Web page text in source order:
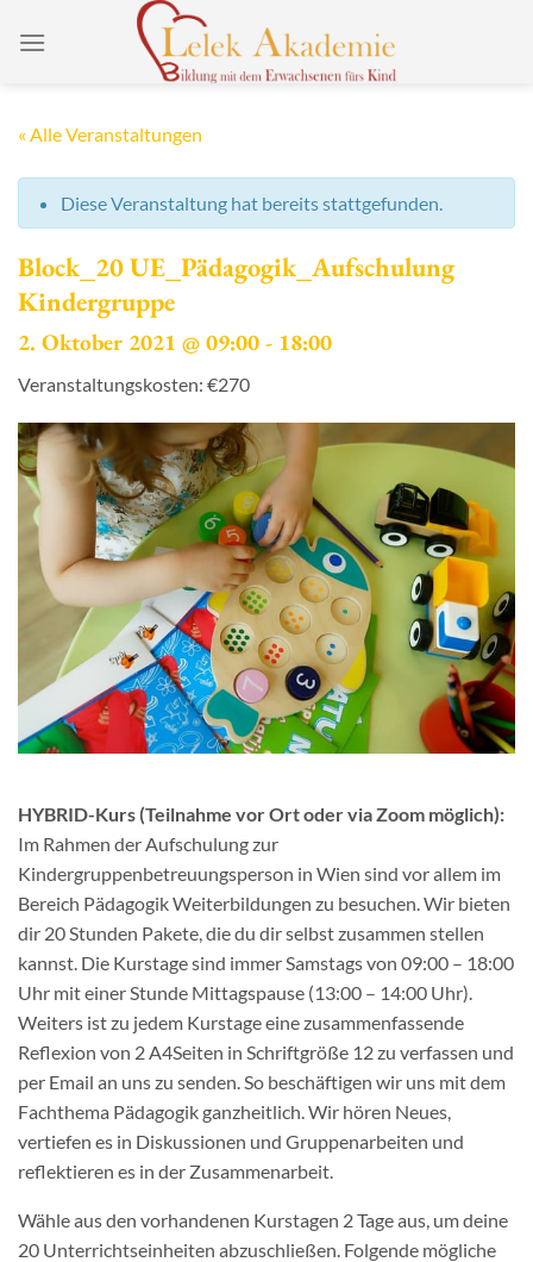
Inhalt
« Alle Veranstaltungen
Diese Veranstaltung hat bereits stattgefunden.
Block_20 UE_Pädagogik_Aufschulung
Kindergruppe
2. Oktober 2021 @ 09:00 - 18:00
Veranstaltungskosten: €270
HYBRID-Kurs (Teilnahme vor Ort oder via Zoom möglich):
Im Rahmen der Aufschulung zur
Kindergruppenbetreuungsperson in Wien sind vor allem im
Bereich Pädagogik Weiterbildungen zu besuchen. Wir bieten
dir 20 Stunden Pakete, die du dir selbst zusammen stellen
kannst. Die Kurstage sind immer Samstags von 09:00 – 18:00
Uhr mit einer Stunde Mittagspause (13:00 – 14:00 Uhr).
Weiters ist zu jedem Kurstage eine zusammenfassende
Reflexion von 2 A4Seiten in Schriftgröße 12 zu verfassen und
per Email an uns zu senden. So beschäftigen wir uns mit dem
Fachthema Pädagogik ganzheitlich. Wir hören Neues,
vertiefen es in Diskussionen und Gruppenarbeiten und
reflektieren es in der Zusammenarbeit.
Wähle aus den vorhandenen Kurstagen 2 Tage aus, um deine
20 Unterrichtseinheiten abzuschließen. Folgende mögliche